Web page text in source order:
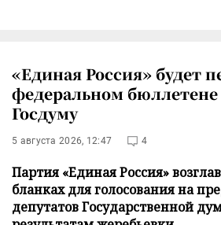
«Единая Россия» будет
федеральном бюллетене
Госдуму
5 августа 2026, 12:47 4
Партия «Единая Россия»
бланках для голосования на
депутатов Государственной